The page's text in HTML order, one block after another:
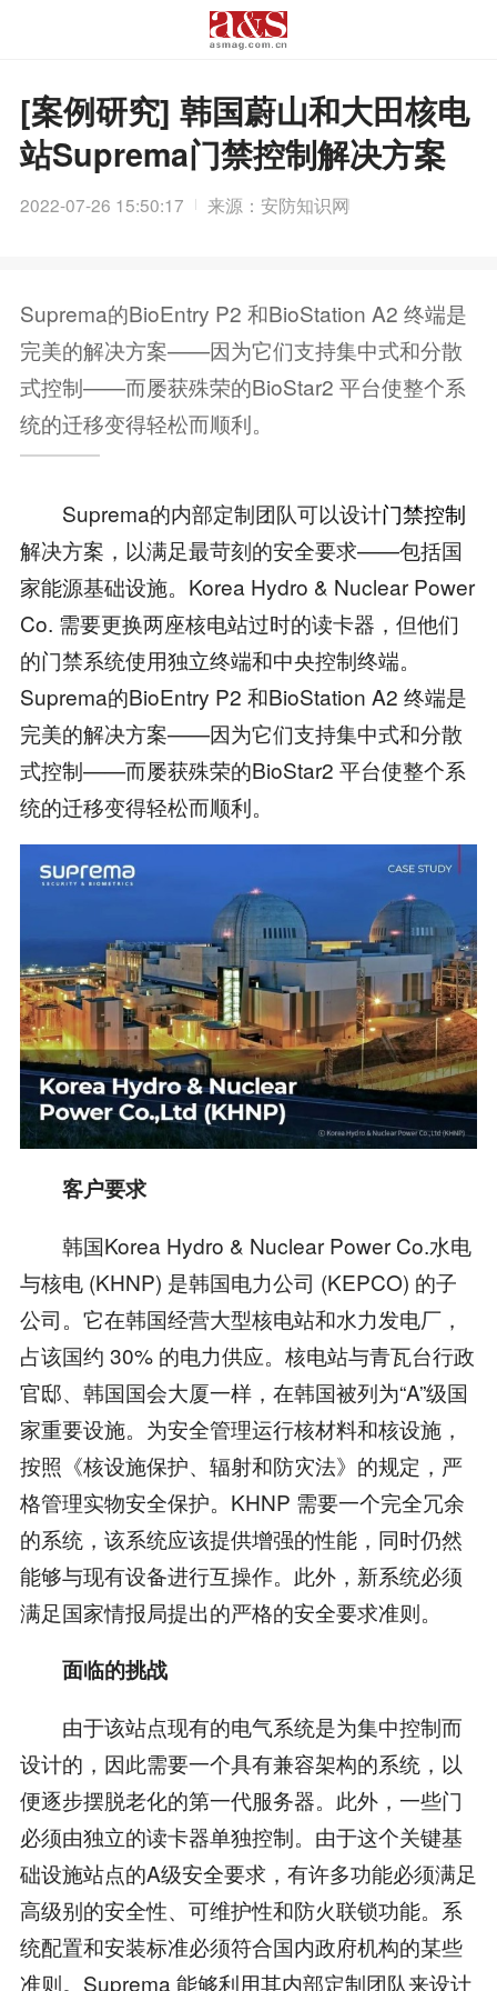
[案例研究] 韩国蔚山和大田核电
站Suprema门禁控制解决方案
2022-07-26 15:50:17 来源：安防知识网
Suprema的BioEntry P2 和BioStation A2 终端是
完美的解决方案——因为它们支持集中式和分散
式控制——而屡获殊荣的BioStar2 平台使整个系
统的迁移变得轻松而顺利。
Suprema的内部定制团队可以设计门禁控制
解决方案，以满足最苛刻的安全要求——包括国
家能源基础设施。Korea Hydro & Nuclear Power
Co. 需要更换两座核电站过时的读卡器，但他们
的门禁系统使用独立终端和中央控制终端。
Suprema的BioEntry P2 和BioStation A2 终端是
完美的解决方案——因为它们支持集中式和分散
式控制——而屡获殊荣的BioStar2 平台使整个系
统的迁移变得轻松而顺利。
客户要求
韩国Korea Hydro & Nuclear Power Co.水电
与核电 (KHNP) 是韩国电力公司 (KEPCO) 的子
公司。它在韩国经营大型核电站和水力发电厂，
占该国约 30% 的电力供应。核电站与青瓦台行政
官邸、韩国国会大厦一样，在韩国被列为“A”级国
家重要设施。为安全管理运行核材料和核设施，
按照《核设施保护、辐射和防灾法》的规定，严
格管理实物安全保护。KHNP 需要一个完全冗余
的系统，该系统应该提供增强的性能，同时仍然
能够与现有设备进行互操作。此外，新系统必须
满足国家情报局提出的严格的安全要求准则。
面临的挑战
由于该站点现有的电气系统是为集中控制而
设计的，因此需要一个具有兼容架构的系统，以
便逐步摆脱老化的第一代服务器。此外，一些门
必须由独立的读卡器单独控制。由于这个关键基
础设施站点的A级安全要求，有许多功能必须满足
高级别的安全性、可维护性和防火联锁功能。系
统配置和安装标准必须符合国内政府机构的某些
准则。Suprema 能够利用其内部定制团队来设计